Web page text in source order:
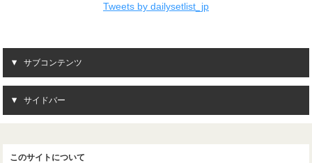
Tweets by dailysetlist_jp
サブコンテンツ
サイドバー
このサイトについて